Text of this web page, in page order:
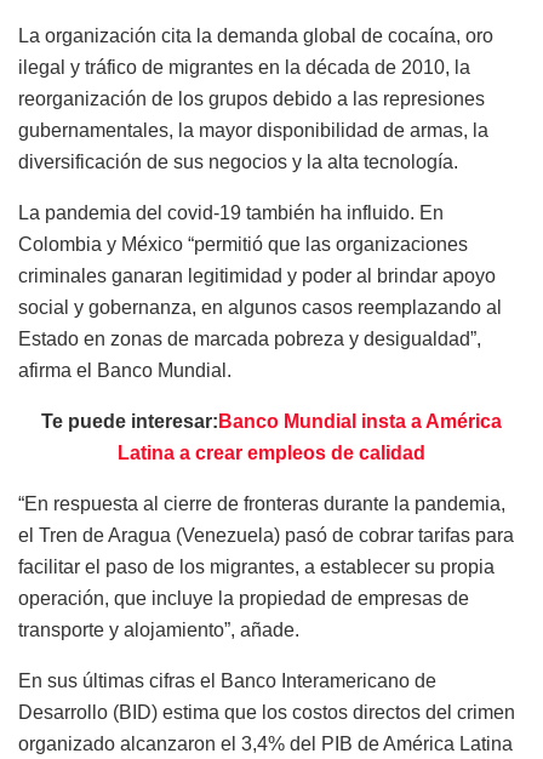
La organización cita la demanda global de cocaína, oro
ilegal y tráfico de migrantes en la década de 2010, la
reorganización de los grupos debido a las represiones
gubernamentales, la mayor disponibilidad de armas, la
diversificación de sus negocios y la alta tecnología.
La pandemia del covid-19 también ha influido. En
Colombia y México “permitió que las organizaciones
criminales ganaran legitimidad y poder al brindar apoyo
social y gobernanza, en algunos casos reemplazando al
Estado en zonas de marcada pobreza y desigualdad”,
afirma el Banco Mundial.
Te puede interesar: Banco Mundial insta a América
Latina a crear empleos de calidad
“En respuesta al cierre de fronteras durante la pandemia,
el Tren de Aragua (Venezuela) pasó de cobrar tarifas para
facilitar el paso de los migrantes, a establecer su propia
operación, que incluye la propiedad de empresas de
transporte y alojamiento”, añade.
En sus últimas cifras el Banco Interamericano de
Desarrollo (BID) estima que los costos directos del crimen
organizado alcanzaron el 3,4% del PIB de América Latina